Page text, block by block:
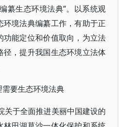
纂生态环境法典”。以系统观
境法典编纂工作，有助于正
功能定位和价值取向，为立法
径，提升我国生态环境立法体
要生态环境法典
关于全面推进美丽中国建设的